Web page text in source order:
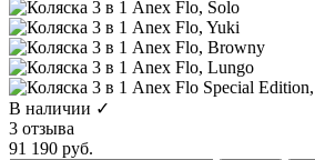
В наличии ✓
3 отзыва
91 190 руб.